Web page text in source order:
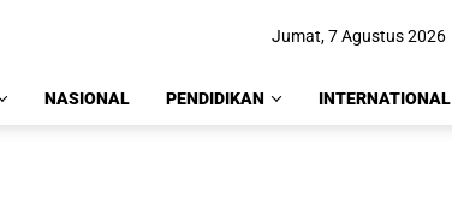
Jumat, 7 Agustus 2026
NASIONAL PENDIDIKAN INTERNATIONAL